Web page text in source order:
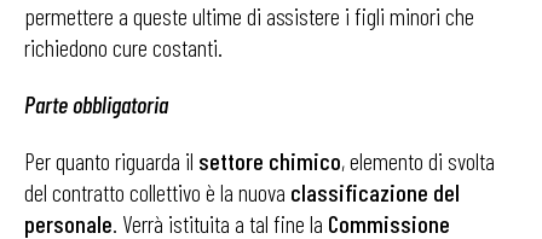
permettere a queste ultime di assistere i figli minori che
richiedono cure costanti.
Parte obbligatoria
Per quanto riguarda il settore chimico, elemento di svolta
del contratto collettivo è la nuova classificazione del
personale. Verrà istituita a tal fine la Commissione